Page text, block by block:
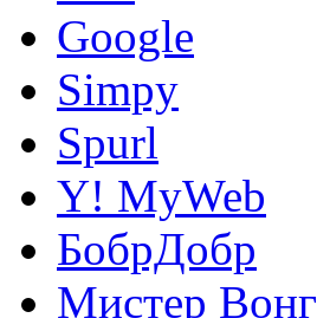
Google
Simpy
Spurl
Y! MyWeb
БобрДобр
Мистер Вонг